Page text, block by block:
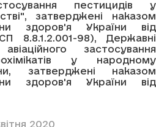
пестицидів у
затверджені наказом
здоров'я України від
98), Державні
застосування
у народному
затверджені наказом
здоров'я України від
2020